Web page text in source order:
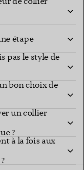
étape
pas le style de
bon choix de
un collier
?
à la fois aux